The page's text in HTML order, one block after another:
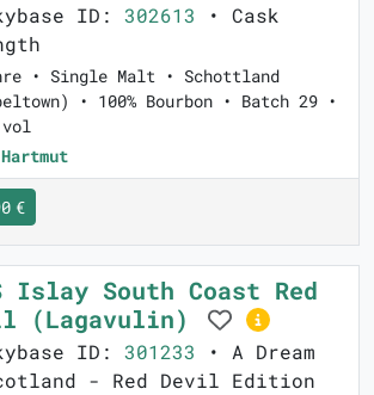
ID: 302613 • Cask
• Single Malt • Schottland
• 100% Bourbon • Batch 29 •
vol
Hartmut
€
Islay South Coast Red
(Lagavulin)
ID: 301233 • A Dream
- Red Devil Edition